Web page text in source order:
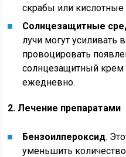
скрабы или кислотные
Солнцезащитные
лучи могут усиливать
провоцировать
солнцезащитный
ежедневно.
2. Лечение препаратами
Бензоилпероксид.
уменьшить